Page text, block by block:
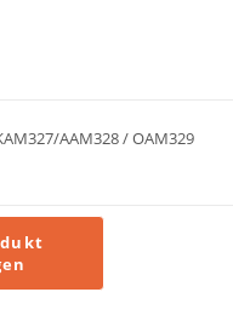
AAM328 / OAM329